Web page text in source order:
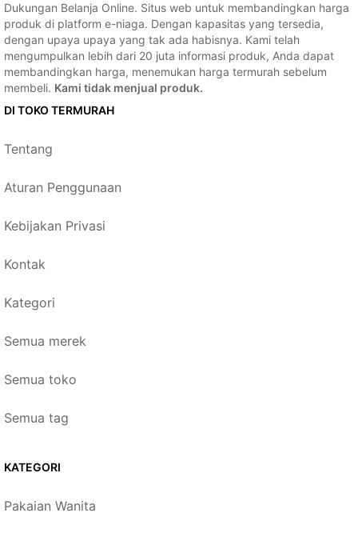
Dukungan Belanja Online. Situs web untuk membandingkan harga
produk di platform e-niaga. Dengan kapasitas yang tersedia,
dengan upaya upaya yang tak ada habisnya. Kami telah
mengumpulkan lebih dari 20 juta informasi produk, Anda dapat
membandingkan harga, menemukan harga termurah sebelum
membeli. Kami tidak menjual produk.
DI TOKO TERMURAH
Tentang
Aturan Penggunaan
Kebijakan Privasi
Kontak
Kategori
Semua merek
Semua toko
Semua tag
KATEGORI
Pakaian Wanita